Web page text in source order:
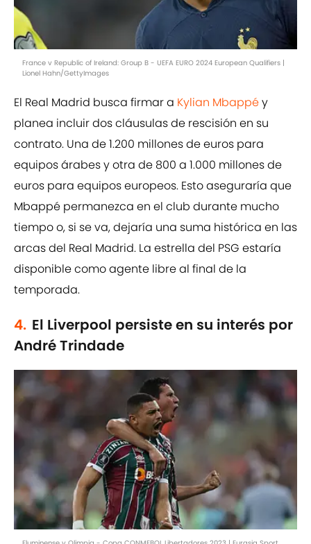
France v Republic of Ireland: Group B - UEFA EURO 2024 European Qualifiers |
Lionel Hahn/GettyImages
El Real Madrid busca firmar a Kylian Mbappéy
planea incluir dos cláusulas de rescisión en su
contrato. Una de 1.200 millones de euros para
equipos árabes y otra de 800 a 1.000 millones de
euros para equipos europeos. Esto aseguraría que
Mbappé permanezca en el club durante mucho
tiempo o, si se va, dejaría una suma histórica en las
arcas del Real Madrid. La estrella del PSG estaría
disponible como agente libre al final de la
temporada.
4. El Liverpool persiste en su interés por
André Trindade